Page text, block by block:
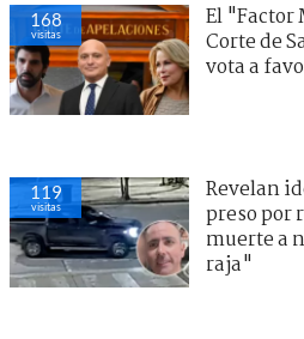
168
visitas
El "Factor
Corte de
vota a
119
visitas
Revelan
preso por
muerte a
raja"